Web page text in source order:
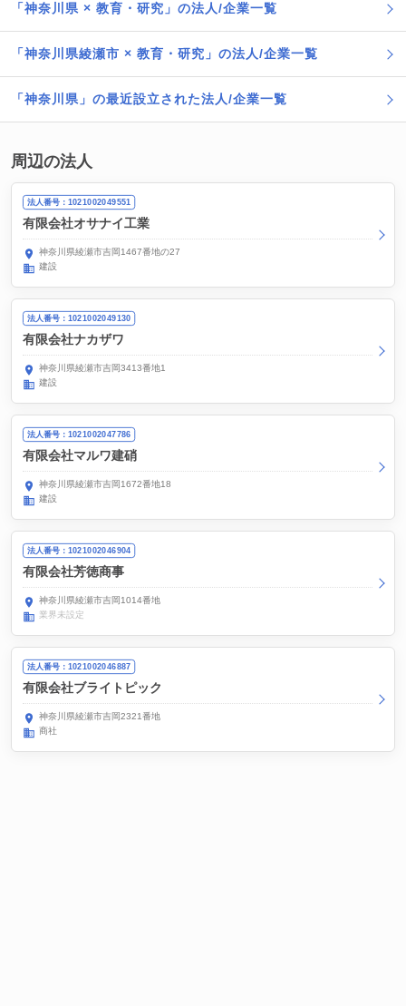
「神奈川県 × 教育・研究」の法人/企業一覧
「神奈川県綾瀬市 × 教育・研究」の法人/企業一覧
「神奈川県」の最近設立された法人/企業一覧
周辺の法人
法人番号：1021002049551
有限会社オサナイ工業
神奈川県綾瀬市吉岡1467番地の27
建設
法人番号：1021002049130
有限会社ナカザワ
神奈川県綾瀬市吉岡3413番地1
建設
法人番号：1021002047786
有限会社マルワ建硝
神奈川県綾瀬市吉岡1672番地18
建設
法人番号：1021002046904
有限会社芳徳商事
神奈川県綾瀬市吉岡1014番地
業界未設定
法人番号：1021002046887
有限会社ブライトピック
神奈川県綾瀬市吉岡2321番地
商社